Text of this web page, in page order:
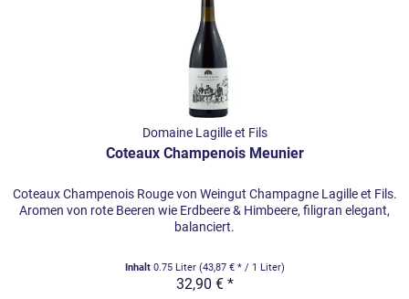
Domaine Lagille et Fils
Coteaux Champenois Meunier
Coteaux Champenois Rouge von Weingut Champagne Lagille et Fils.
Aromen von rote Beeren wie Erdbeere & Himbeere, filigran elegant,
balanciert.
Inhalt 0.75 Liter (43,87 € * / 1 Liter)
32,90 € *